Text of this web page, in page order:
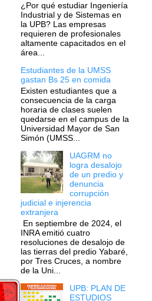
¿Por qué estudiar Ingeniería
Industrial y de Sistemas en
la UPB? Las empresas
requieren de profesionales
altamente capacitados en el
área...
Estudiantes de la UMSS
gastan Bs 25 en comida
Existen estudiantes que a
consecuencia de la carga
horaria de clases suelen
quedarse en el campus de la
Universidad Mayor de San
Simón (UMSS...
UAGRM no
logra desalojo
de un predio y
denuncia
corrupción
judicial e injerencia
extranjera
En septiembre de 2024, el
INRA emitió cuatro
resoluciones de desalojo de
las tierras del predio Yabaré,
por Tres Cruces, a nombre
de la Uni...
UPB: PLAN DE
ESTUDIOS